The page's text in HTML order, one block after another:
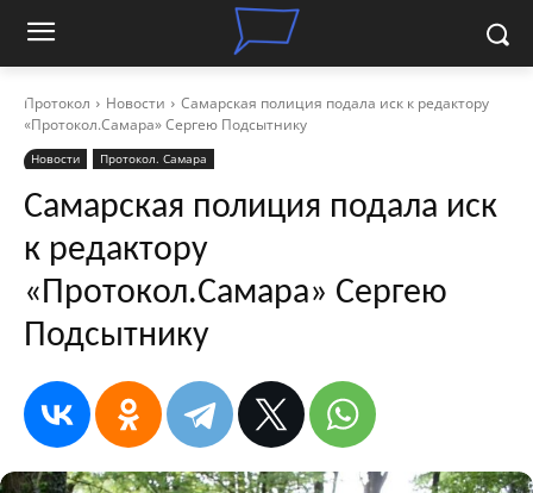
Протокол Новости
Самарская полиция подала иск к редактору
«Протокол.Самара» Сергею Подсытнику
Новости Протокол. Самара
Самарская полиция подала иск
к редактору
«Протокол.Самара» Сергею
Подсытнику